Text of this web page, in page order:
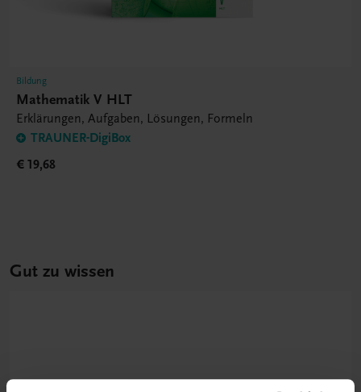
Bildung
Mathematik V HLT
Erklärungen, Aufgaben, Lösungen, Formeln
TRAUNER-DigiBox
€ 19,68
Gut zu wissen